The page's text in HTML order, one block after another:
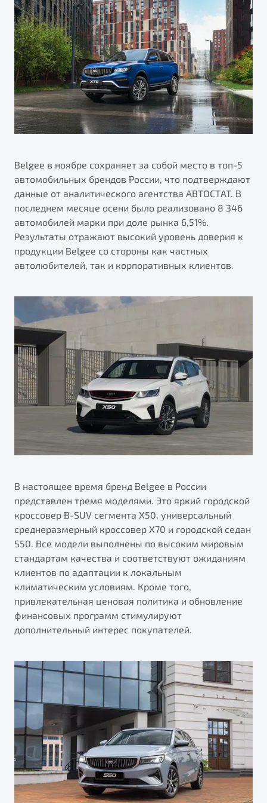
Яркий кроссовер
от 2 219 990 ₽*
Обзор В наличии
S50
Элегантный и практичный седан
Обзор В наличии
X70
от 2 499 990 ₽*
Обзор В наличии
Страхование
Автокредит
Трейд-ин
Расчет КАСКО
Узнайте о специальных выгодах при покупке
автомобиля Belgee
Автомобили в наличии
Тест-драйв
Автокредит
Спецпредложения
ПОДДЕРЖКА
Гарантия Belgee
Belgee Линк
Belgee Клуб
Belgee Плюс
Реферальная программа
Помощь на дорогах
Будьте еще более уверены на дорогах с программой
"Помощь на дорогах"
Преимущества программы
Запись на сервис
Калькулятор ТО
О дилерском центре
Правовая информация
НАША КОМАНДА
Belgee в ноябре сохраняет за собой место в топ-5
автомобильных брендов России, что подтверждают
данные от аналитического агентства АВТОСТАТ. В
последнем месяце осени было реализовано 8 346
автомобилей марки при доле рынка 6,51%.
Результаты отражают высокий уровень доверия к
продукции Belgee со стороны как частных
автолюбителей, так и корпоративных клиентов.
В настоящее время бренд Belgee в России
представлен тремя моделями. Это яркий городской
кроссовер B-SUV сегмента X50, универсальный
среднеразмерный кроссовер X70 и городской седан
S50. Все модели выполнены по высоким мировым
стандартам качества и соответствуют ожиданиям
клиентов по адаптации к локальным
климатическим условиям. Кроме того,
привлекательная ценовая политика и обновление
финансовых программ стимулируют
дополнительный интерес покупателей.